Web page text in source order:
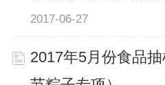
2017-06-27
2017年5月份食品